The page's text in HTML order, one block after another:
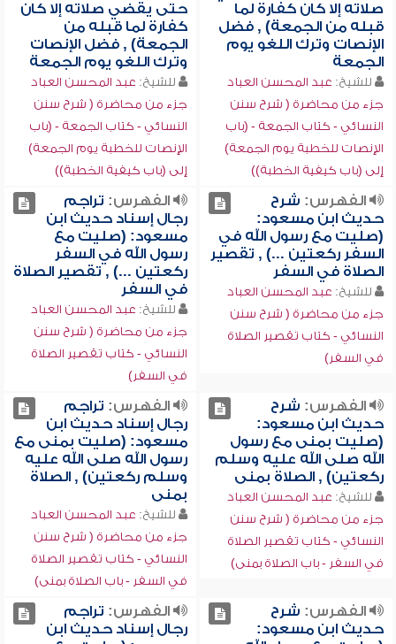
صلاته إلا كان كفارة لما
قبله من الجمعة) , فضل
الإنصات وترك اللغو يوم
الجمعة
للشيخ: عبد المحسن العباد
جزء من محاضرة ( شرح سنن
النسائي - كتاب الجمعة - (باب
الإنصات للخطبة يوم الجمعة)
إلى (باب كيفية الخطبة))
حتى يقضي صلاته إلا كان
كفارة لما قبله من
الجمعة) , فضل الإنصات
وترك اللغو يوم الجمعة
للشيخ: عبد المحسن العباد
جزء من محاضرة ( شرح سنن
النسائي - كتاب الجمعة - (باب
الإنصات للخطبة يوم الجمعة)
إلى (باب كيفية الخطبة))
الفهرس: شرح
حديث ابن مسعود:
(صليت مع رسول الله في
السفر ركعتين ...) , تقصير
الصلاة في السفر
للشيخ: عبد المحسن العباد
جزء من محاضرة ( شرح سنن
النسائي - كتاب تقصير الصلاة
في السفر)
الفهرس: تراجم
رجال إسناد حديث ابن
مسعود: (صليت مع
رسول الله في السفر
ركعتين ...) , تقصير الصلاة
في السفر
للشيخ: عبد المحسن العباد
جزء من محاضرة ( شرح سنن
النسائي - كتاب تقصير الصلاة
في السفر)
الفهرس: شرح
حديث ابن مسعود:
(صليت بمنى مع رسول
الله صلى الله عليه وسلم
ركعتين) , الصلاة بمنى
للشيخ: عبد المحسن العباد
جزء من محاضرة ( شرح سنن
النسائي - كتاب تقصير الصلاة
في السفر - باب الصلاة بمنى)
الفهرس: تراجم
رجال إسناد حديث ابن
مسعود: (صليت بمنى مع
رسول الله صلى الله عليه
وسلم ركعتين) , الصلاة
بمنى
للشيخ: عبد المحسن العباد
جزء من محاضرة ( شرح سنن
النسائي - كتاب تقصير الصلاة
في السفر - باب الصلاة بمنى)
الفهرس: شرح
حديث ابن مسعود:
الفهرس: تراجم
رجال إسناد حديث ابن